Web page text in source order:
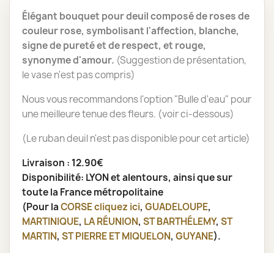
Élégant bouquet pour deuil composé de roses de
couleur rose, symbolisant l'affection, blanche,
signe de pureté et de respect, et rouge,
synonyme d'amour. (Suggestion de présentation,
le vase n'est pas compris)
Nous vous recommandons l'option "Bulle d'eau" pour
une meilleure tenue des fleurs. (voir ci-dessous)
(Le ruban deuil n'est pas disponible pour cet article)
Livraison : 12.90€
Disponibilité: LYON et alentours, ainsi que sur
toute la France métropolitaine
(Pour laCORSEcliquez ici, GUADELOUPE,
MARTINIQUE, LA RÉUNION, ST BARTHÉLEMY, ST
MARTIN, ST PIERRE ET MIQUELON, GUYANE).